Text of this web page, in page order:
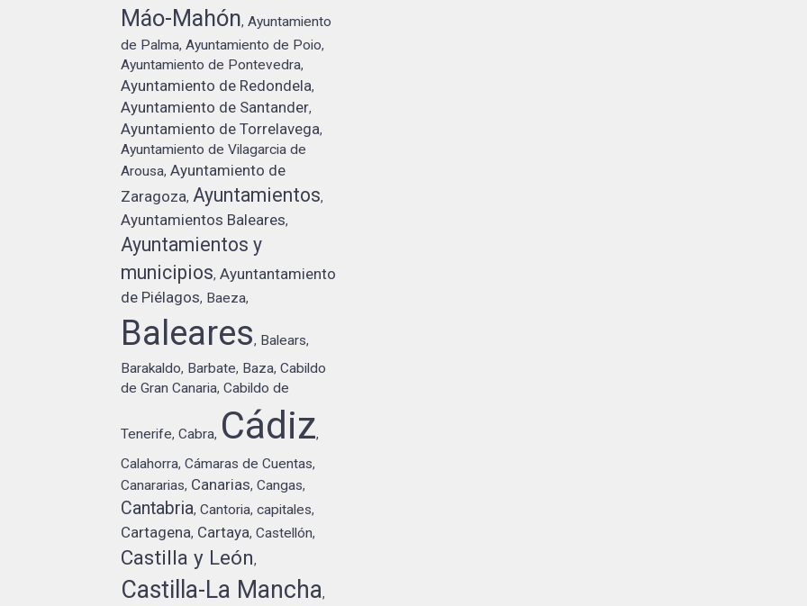
Máo-Mahón,Ayuntamiento
de Palma,Ayuntamiento de Poio,
Ayuntamiento de Pontevedra,
Ayuntamiento de Redondela,
Ayuntamiento de Santander,
Ayuntamiento de Torrelavega,
Ayuntamiento de Vilagarcia de
Arousa,Ayuntamiento de
Zaragoza, Ayuntamientos,
Ayuntamientos Baleares,
Ayuntamientos y
municipios,Ayuntantamiento
de Piélagos, Baeza,
Baleares, Balears,
Barakaldo, Barbate, Baza,Cabildo
de Gran Canaria,Cabildo de
Tenerife,Cabra, Cádiz,
Calahorra,Cámaras de Cuentas,
Canararias, Canarias,Cangas,
Cantabria,Cantoria,capitales,
Cartagena, Cartaya,Castellón,
Castilla y León,
Castilla-La Mancha,